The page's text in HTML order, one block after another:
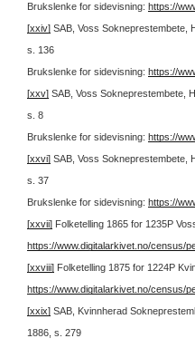
Brukslenke for sidevisning: https://
[xxiv] SAB, Voss Sokneprestembete,
s. 136
Brukslenke for sidevisning: https://
[xxv] SAB, Voss Sokneprestembete,
s. 8
Brukslenke for sidevisning: https://
[xxvi] SAB, Voss Sokneprestembete,
s. 37
Brukslenke for sidevisning: https://
[xxvii] Folketelling 1865 for 1235P
https://www.digitalarkivet.no/census/
[xxviii] Folketelling 1875 for 1224P
https://www.digitalarkivet.no/census/
[xxix] SAB, Kvinnherad
1886, s. 279